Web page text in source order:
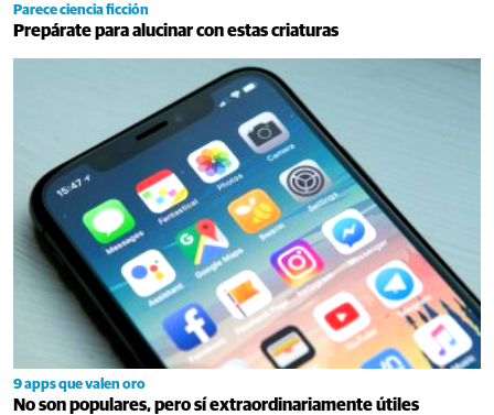
Parece ciencia ficción
Prepárate para alucinar con estas criaturas
9 apps que valen oro
No son populares, pero sí extraordinariamente útiles